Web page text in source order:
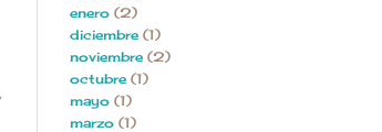
enero (2)
diciembre (1)
noviembre (2)
octubre (1)
mayo (1)
marzo (1)